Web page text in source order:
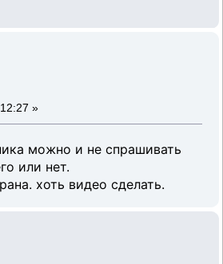
»
можно и не спрашивать
или нет.
хоть видео сделать.